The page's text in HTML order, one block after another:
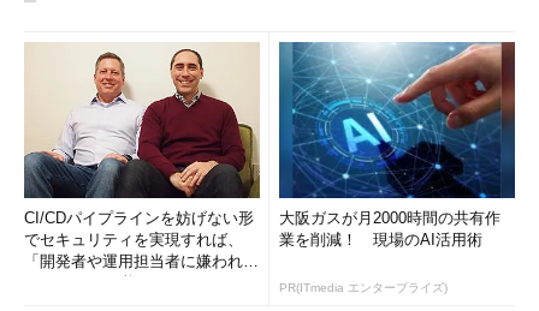
CI/CDパイプラインを妨げない形
でセキュリティを実現すれば、
「開発者や運用担当者に嫌われな
大阪ガスが月2000時間の共有作
業を削減！ 現場のAI活用術
PR(ITmedia エンタープライズ)